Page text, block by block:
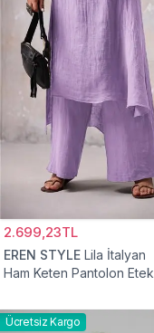
2.699,23TL
EREN STYLE Lila İtalyan
Ham Keten Pantolon Etek
Ücretsiz Kargo